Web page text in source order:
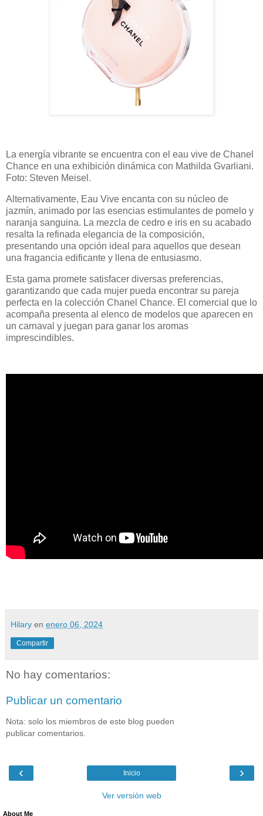
La energía vibrante se encuentra con el eau vive de Chanel
Chance en una exhibición dinámica con Mathilda Gvarliani.
Foto: Steven Meisel.
Alternativamente, Eau Vive encanta con su núcleo de
jazmín, animado por las esencias estimulantes de pomelo y
naranja sanguina. La mezcla de cedro e iris en su acabado
resalta la refinada elegancia de la composición,
presentando una opción ideal para aquellos que desean
una fragancia edificante y llena de entusiasmo.
Esta gama promete satisfacer diversas preferencias,
garantizando que cada mujer pueda encontrar su pareja
perfecta en la colección Chanel Chance. El comercial que lo
acompaña presenta al elenco de modelos que aparecen en
un carnaval y juegan para ganar los aromas
imprescindibles.
Hilary en enero 06, 2024
Compartir
No hay comentarios:
Publicar un comentario
Nota: solo los miembros de este blog pueden
publicar comentarios.
‹ ›
Inicio
Ver versión web
About Me